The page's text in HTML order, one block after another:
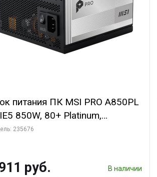
питания ПК MSI PRO A850PL
850W, 80+ Platinum,
модульный, ATX 3.1,
235676
руб. В наличии